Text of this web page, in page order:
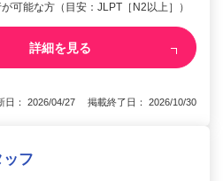
可能な方（目安：JLPT［N2以上］）
詳細を見る
日： 2026/04/27 掲載終了日： 2026/10/30
フ